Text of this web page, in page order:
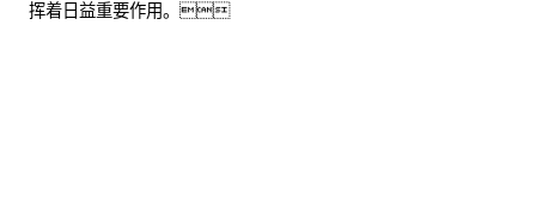
挥着日益重要作用。